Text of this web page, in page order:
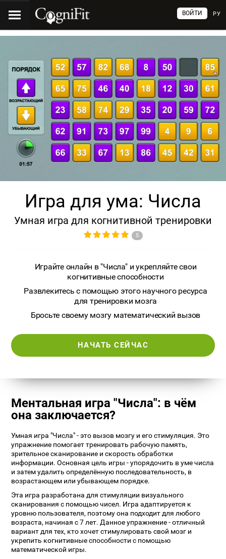
РУ
ВОЙТИ
Игра для ума: Числа
Умная игра для когнитивной тренировки
5
Играйте онлайн в "Числа" и укрепляйте свои
когнитивные способности
Развлекитесь с помощью этого научного ресурса
для тренировки мозга
Бросьте своему мозгу математический вызов
НАЧАТЬ СЕЙЧАС
Ментальная игра "Числа": в чём
она заключается?
Умная игра "Числа" - это вызов мозгу и его стимуляция. Это
упражнение помогает тренировать рабочую память,
зрительное сканирование и скорость обработки
информации. Основная цель игры - упорядочить в уме числа
и затем удалить определённую последовательность, в
возрастающем или убывающем порядке.
Эта игра разработана для стимуляции визуального
сканирования с помощью чисел. Игра адаптируется к
уровню пользователя, поэтому она подходит для любого
возраста, начиная с 7 лет. Данное упражнение - отличный
вариант для тех, кто хочет стимулировать свой мозг и
укрепить когнитивные способности с помощью
математической игры.